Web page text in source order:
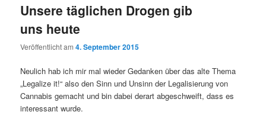
Unsere täglichen Drogen gib
uns heute
Veröffentlicht am4. September 2015
Neulich hab ich mir mal wieder Gedanken über das alte Thema
„Legalize it!“ also den Sinn und Unsinn der Legalisierung von
Cannabis gemacht und bin dabei derart abgeschweift, dass es
interessant wurde.